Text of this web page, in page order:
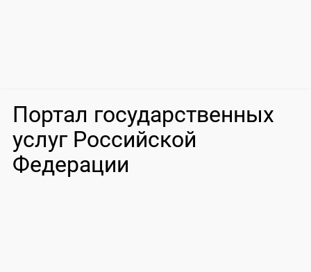
Портал государственных
услуг Российской
Федерации